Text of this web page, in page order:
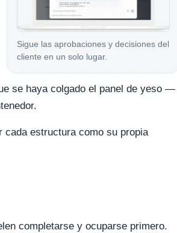
Sigue las aprobaciones y decisiones del
cliente en un solo lugar.
se haya colgado el panel de yeso —
cada estructura como su propia
completarse y ocuparse primero.